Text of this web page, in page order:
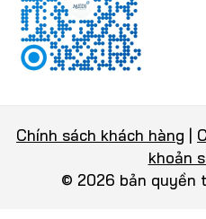
Chính sách khách hàng
khoản
© 2026 bản quyền